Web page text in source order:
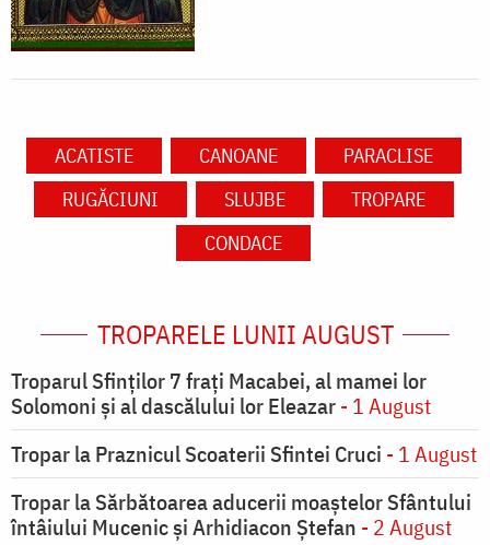
ACATISTE CANOANE
PARACLISE
RUGĂCIUNI
SLUJBE
TROPARE
CONDACE
TROPARELE LUNII AUGUST
Troparul Sfinţilor 7 fraţi Macabei, al mamei lor
Solomoni şi al dascălului lor Eleazar- 1 August
Tropar la Praznicul Scoaterii Sfintei Cruci - 1 August
Tropar la Sărbătoarea aducerii moaştelor Sfântului
întâiului Mucenic şi Arhidiacon Ştefan - 2 August